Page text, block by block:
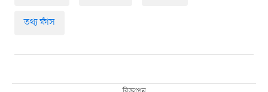
তথ্য ফাঁস